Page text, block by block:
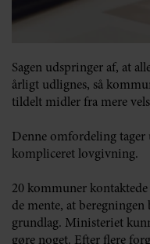
Sagen udspringer af, at
årligt udlignes, så
tildelt midler fra mere
Denne omfordeling tager
kompliceret lovgivning.
20 kommuner
de mente, at
grundlag. Ministeriet